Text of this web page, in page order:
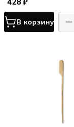
В корзину